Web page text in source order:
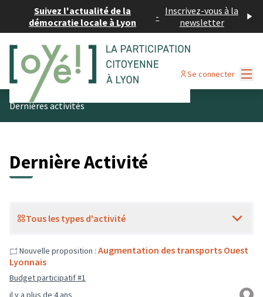
Suivez l'actualité de la
démocratie locale à Lyon
- Inscrivez-vous à la
newsletter
Se connecter
Dernières activités
Dernière Activité
Tous les types d'activité
il y a plus de 4 ans
Nouvelle proposition : Augmentation des transports Ouest
Lyonnais
Budget participatif #1